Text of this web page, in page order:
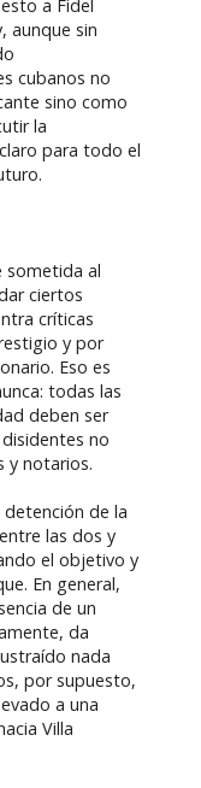
a Fidel
aunque sin
cubanos no
sino como
la
para todo el
sometida al
ciertos
críticas
y por
Eso es
todas las
deben ser
no
y notarios.
de la
las dos y
el objetivo y
En general,
de un
da
nada
por supuesto,
a una
Villa